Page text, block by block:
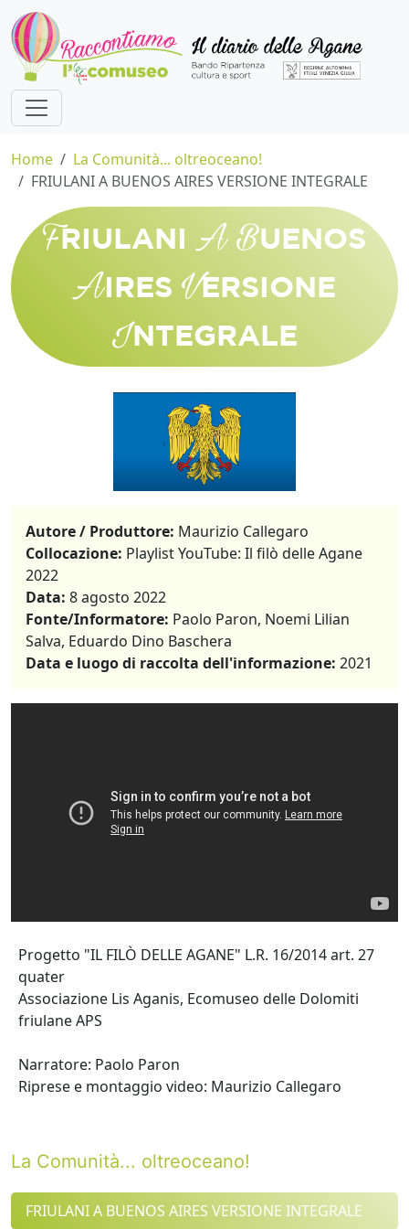
Home
La Comunità... oltreoceano!
FRIULANI A BUENOS AIRES VERSIONE INTEGRALE
F RIULANI A BUENOS
AIRES VERSIONE
I NTEGRALE
Autore / Produttore: Maurizio Callegaro
Collocazione: Playlist YouTube: Il filò delle Agane
2022
Data: 8 agosto 2022
Fonte/Informatore: Paolo Paron, Noemi Lilian
Salva, Eduardo Dino Baschera
Data e luogo di raccolta dell'informazione: 2021
Progetto "IL FILÒ DELLE AGANE" L.R. 16/2014 art. 27
quater
Associazione Lis Aganis, Ecomuseo delle Dolomiti
friulane APS
Narratore: Paolo Paron
Riprese e montaggio video: Maurizio Callegaro
La Comunità... oltreoceano!
FRIULANI A BUENOS AIRES VERSIONE INTEGRALE